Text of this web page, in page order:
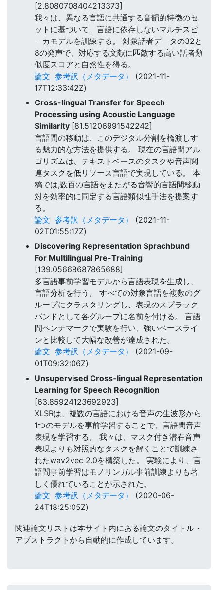
[2.8080708404213373]
我々は、異なる言語に共通する音韻的特徴のセ
ットに基づいて、言語に依存しないマルチスピ
ーカモデルを訓練する。 対象話者データの32と
8の発声で、対応する文献に匹敵する高い話者類
似度スコアと自然性を得る。
論文 参考訳（メタデータ）
(2021-11-
17T12:33:42Z)
Cross-lingual Transfer for Speech
Processing using Acoustic Language
Similarity [81.51206991542242]
言語間の移動は、このデジタル分割を橋渡しす
る魅力的な方法を提供する。 現在の言語間アル
ゴリズムは、テキストベースのタスクや音声関
連タスクを低リソース言語で実現している。 本
稿では,数百の言語をまたがる音響的言語間移動
対を効率的に同定する言語類似性手法を提案す
る。
論文 参考訳（メタデータ）
(2021-11-
02T01:55:17Z)
Discovering Representation Sprachbund
For Multilingual Pre-Training
[139.05668687865688]
多言語事前学習モデルから言語表現を生成し、
言語分析を行う。 すべての対象言語を複数のグ
ループにクラスタリングし、表現のスプラック
バンドとして各グループに名前を付ける。 言語
間ベンチマークで実験を行い、強いベースライ
ンと比較して大幅な改善が達成された。
論文 参考訳（メタデータ）
(2021-09-
01T09:32:06Z)
Unsupervised Cross-lingual Representation
Learning for Speech Recognition
[63.85924123692923]
XLSRは、複数の言語における音声の生波形から
1つのモデルを事前学習することで、言語間音声
表現を学習する。 我々は、マスク付き潜在音声
表現よりも対照的なタスクを解くことで訓練さ
れたwav2vec 2.0を構築した。 実験により、言
語間事前学習はモノリンガル事前訓練よりも著
しく優れていることが示された。
論文 参考訳（メタデータ）
(2020-06-
24T18:25:05Z)
関連論文リストは本サイト内にある論文のタイトル・
アブストラクトから自動的に作成しています。